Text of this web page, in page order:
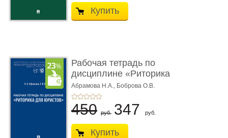
Купить
Рабочая тетрадь по
дисциплине «Риторика
для ю� ...
Абрамова Н.А., Боброва О.В.
450 руб. 347 руб.
Купить